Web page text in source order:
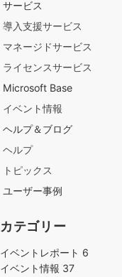
サービス
導入支援サービス
マネージドサービス
ライセンスサービス
Microsoft Base
イベント情報
ヘルプ＆ブログ
ヘルプ
トピックス
ユーザー事例
カテゴリー
イベントレポート 6
イベント情報 37